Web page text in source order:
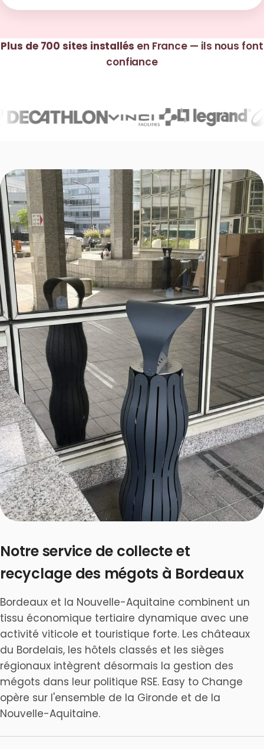
Plus de 700 sites installés en France — ils nous font
confiance
Notre service de collecte et
recyclage des mégots à Bordeaux
Bordeaux et la Nouvelle-Aquitaine combinent un
tissu économique tertiaire dynamique avec une
activité viticole et touristique forte. Les châteaux
du Bordelais, les hôtels classés et les sièges
régionaux intègrent désormais la gestion des
mégots dans leur politique RSE. Easy to Change
opère sur l'ensemble de la Gironde et de la
Nouvelle-Aquitaine.